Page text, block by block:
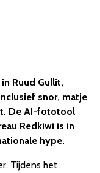
Ruud Gullit,
snor, matje
De AI-fototool
Redkiwi is in
hype.
Tijdens het